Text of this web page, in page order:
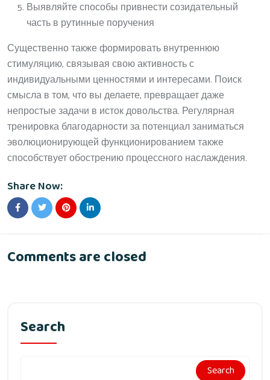
Выявляйте способы привнести созидательный
часть в рутинные поручения
Существенно также формировать внутреннюю
стимуляцию, связывая свою активность с
индивидуальными ценностями и интересами. Поиск
смысла в том, что вы делаете, превращает даже
непростые задачи в исток довольства. Регулярная
тренировка благодарности за потенциал заниматься
эволюционирующей функционированием также
способствует обострению процессного наслаждения.
Share Now:
Comments are closed
Search
Search